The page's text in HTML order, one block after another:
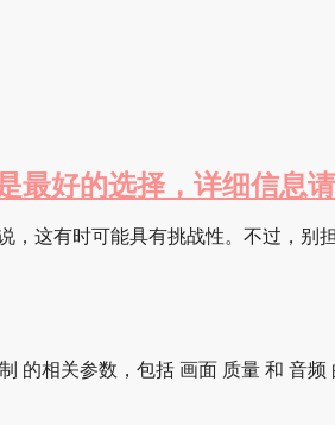
最好的选择，详细信
这有时可能具有挑战性。不过，别
的相关参数，包括 画面 质量 和 音